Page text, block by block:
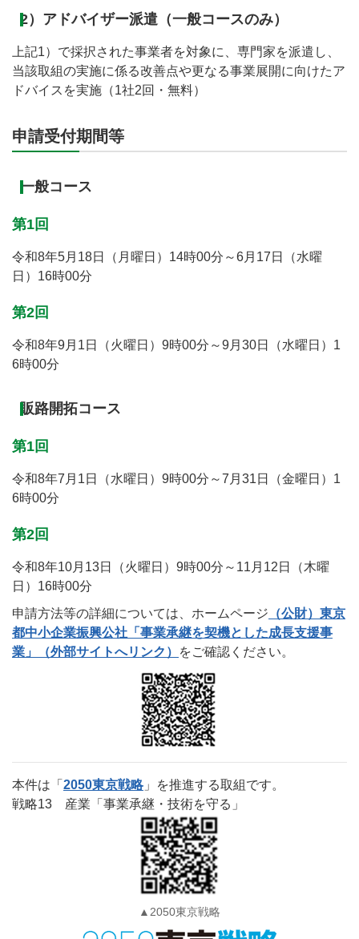
2）アドバイザー派遣（一般コースのみ）
上記1）で採択された事業者を対象に、専門家を派遣し、
当該取組の実施に係る改善点や更なる事業展開に向けたア
ドバイスを実施（1社2回・無料）
申請受付期間等
一般コース
第1回
令和8年5月18日（月曜日）14時00分～6月17日（水曜
日）16時00分
第2回
令和8年9月1日（火曜日）9時00分～9月30日（水曜日）1
6時00分
販路開拓コース
第1回
令和8年7月1日（水曜日）9時00分～7月31日（金曜日）1
6時00分
第2回
令和8年10月13日（火曜日）9時00分～11月12日（木曜
日）16時00分
申請方法等の詳細については、ホームページ （公財）東京
都中小企業振興公社「事業承継を契機とした成長支援事
業」（外部サイトへリンク）
をご確認ください。
本件は「 2050東京戦略」を推進する取組です。
戦略13 産業「事業承継・技術を守る」
▲2050東京戦略